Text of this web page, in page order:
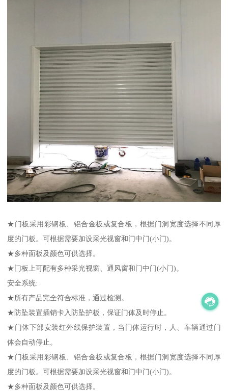
★门板采用彩钢板、铝合金板或复合板，根据门洞宽度选择不同厚
度的门板。可根据需要加设采光视窗和门中门(小门)。
★多种面板及颜色可供选择。
★门板上可配有多种采光视窗、通风窗和门中门(小门)。
安全系统:
★所有产品完全符合标准，通过检测。
★防坠装置插销卡入防坠护板，保证门体及时停止。
★门体下部安装红外线保护装置，当门体运行时，人、车辆通过门
体会自动停止。
★门板采用彩钢板、铝合金板或复合板，根据门洞宽度选择不同厚
度的门板。可根据需要加设采光视窗和门中门(小门)。
★多种面板及颜色可供选择。